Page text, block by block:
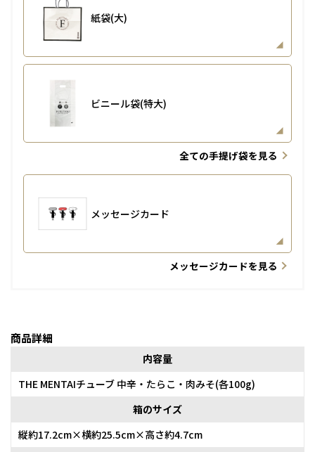
紙袋(大)
ビニール袋(特大)
全ての手提げ袋を見る
メッセージカード
メッセージカードを見る
商品詳細
内容量
THE MENTAIチューブ 中辛・たらこ・肉みそ(各100g)
箱のサイズ
縦約17.2cm×横約25.5cm×高さ約4.7cm